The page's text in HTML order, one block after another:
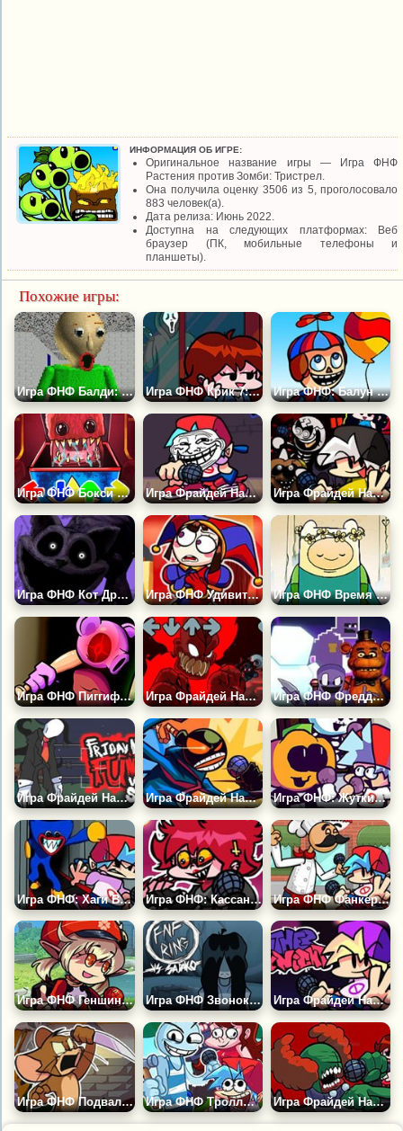
ИНФОРМАЦИЯ ОБ ИГРЕ:
Оригинальное название игры — Игра ФНФ
Растения против Зомби: Тристрел.
Она получила оценку 3506 из 5, проголосовало
883 человек(а).
Дата релиза: Июнь 2022.
Доступна на следующих платформах: Веб
браузер (ПК, мобильные телефоны и
планшеты).
Похожие игры:
Игра ФНФ Балди: Вступление Игра ФНФ Крик 7: Гёрлфренд не Сидни Игра ФНФ: Балун Бой из ФНАФ
Игра ФНФ Бокси Бу: Проект Плейтайм Игра Фрайдей Найт Фанкин: Троллфейс Игра Фрайдей Найт Фанкин: Адский Бит
Игра ФНФ Кот Дремот: Кровавые Сны Игра ФНФ Удивительный Цифровой Цирк Игра ФНФ Время Приключений: Мы Пойдём с Тобой
Игра ФНФ Пиггифилд: Роблокс Пигги Игра Фрайдей Найт Фанкин: Трикки 2 Игра ФНФ Фредди: Афтон
Игра Фрайдей Найт Фанкин (ФНФ): Слендермен Игра Фрайдей Найт Фанкин: Уитти Игра ФНФ: Жуткий Фанк
Игра ФНФ: Хаги Ваги в Вентиляции 2 (Поппи Плейтайм) Игра ФНФ: Кассандра Игра ФНФ Фанкерия: Папа Луи
Игра ФНФ Геншин Импакт Игра ФНФ Звонок: Садако Игра Фрайдей Найт Фанкин: Другая Ночь
Игра ФНФ Подвальное Шоу: Том и Джерри Крипипаста Игра ФНФ Троллфейс: Мод Троллфейс Квест Игра Фрайдей Найт Фанкин: Трикки